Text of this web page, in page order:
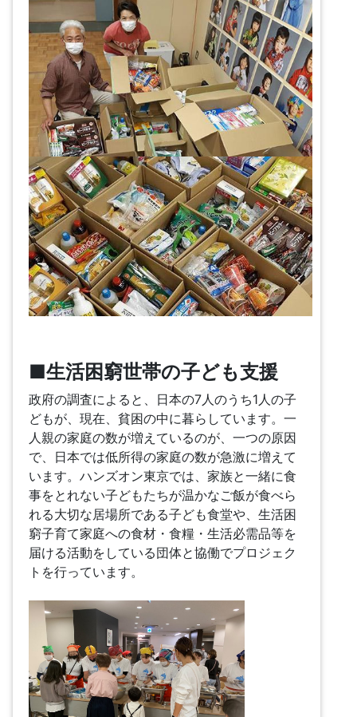
■生活困窮世帯の子ども支援
政府の調査によると、日本の7人のうち1人の子
どもが、現在、貧困の中に暮らしています。一
人親の家庭の数が増えているのが、一つの原因
で、日本では低所得の家庭の数が急激に増えて
います。ハンズオン東京では、家族と一緒に食
事をとれない子どもたちが温かなご飯が食べら
れる大切な居場所である子ども食堂や、生活困
窮子育て家庭への食材・食糧・生活必需品等を
届ける活動をしている団体と協働でプロジェク
トを行っています。